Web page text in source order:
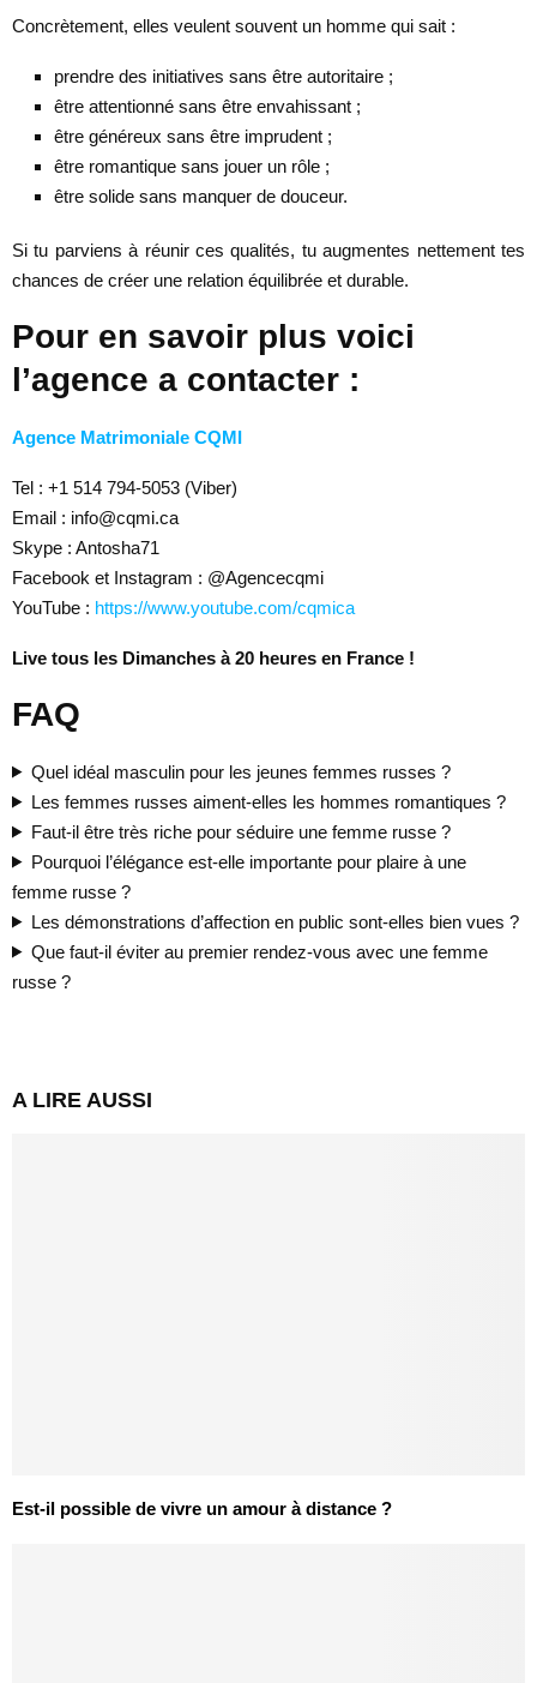
Concrètement, elles veulent souvent un homme qui sait :
prendre des initiatives sans être autoritaire ;
être attentionné sans être envahissant ;
être généreux sans être imprudent ;
être romantique sans jouer un rôle ;
être solide sans manquer de douceur.
Si tu parviens à réunir ces qualités, tu augmentes nettement tes
chances de créer une relation équilibrée et durable.
Pour en savoir plus voici
l’agence a contacter :
Agence Matrimoniale CQMI
Tel : +1 514 794-5053 (Viber)
Email : info@cqmi.ca
Skype : Antosha71
Facebook et Instagram : @Agencecqmi
YouTube : https://www.youtube.com/cqmica
Live tous les Dimanches à 20 heures en France !
FAQ
Quel idéal masculin pour les jeunes femmes russes ?
Les femmes russes aiment-elles les hommes romantiques ?
Faut-il être très riche pour séduire une femme russe ?
Pourquoi l’élégance est-elle importante pour plaire à une
femme russe ?
Les démonstrations d’affection en public sont-elles bien vues ?
Que faut-il éviter au premier rendez-vous avec une femme
russe ?
A LIRE AUSSI
Est-il possible de vivre un amour à distance ?